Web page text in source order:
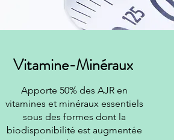
Vitamine-Minéraux
Apporte 50% des AJR en
vitamines et minéraux essentiels
sous des formes dont la
biodisponibilité est augmentée